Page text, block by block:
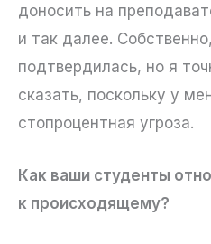
доносить на
и так далее.
подтвердилась, но я
сказать, поскольку у
стопроцентная угроза.
Как ваши студенты
к происходящему?